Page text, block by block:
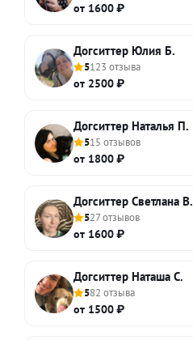
от 1600 ₽
Догситтер Юлия Б.
5123 отзыва
от 2500 ₽
Догситтер Наталья П.
515 отзывов
от 1800 ₽
Догситтер Светлана В.
527 отзывов
от 1600 ₽
Догситтер Наташа С.
582 отзыва
от 1500 ₽